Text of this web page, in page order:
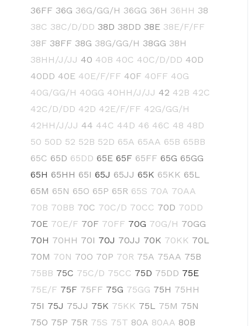
36FF 36G 36G/GG/H 36GG 36H 36HH 38
38C 38C/D/DD 38D 38DD 38E 38E/F/FF
38F 38FF 38G 38G/GG/H 38GG 38H
38HH/J/JJ 40 40B 40C 40C/D/DD 40D
40DD 40E 40E/F/FF 40F 40FF 40G
40G/GG/H 40GG 40HH/J/JJ 42 42B 42C
42C/D/DD 42D 42E/F/FF 42G/GG/H
42HH/J/JJ 44 44C 44D 46 46C 48 48D
50 50D 52 52B 52D 65A 65AA 65B 65BB
65C 65D 65DD 65E 65F 65FF 65G 65GG
65H 65HH 65I 65J 65JJ 65K 65KK 65L
65M 65N 65O 65P 65R 65S 70A 70AA
70B 70BB 70C 70C/D 70CC 70D 70DD
70E 70E/F 70F 70FF 70G 70G/H 70GG
70H 70HH 70I 70J 70JJ 70K 70KK 70L
70M 70N 70O 70P 70R 75A 75AA 75B
75BB 75C 75C/D 75CC 75D 75DD 75E
75E/F 75F 75FF 75G 75GG 75H 75HH
75I 75J 75JJ 75K 75KK 75L 75M 75N
75O 75P 75R 75S 75T 80A 80AA 80B